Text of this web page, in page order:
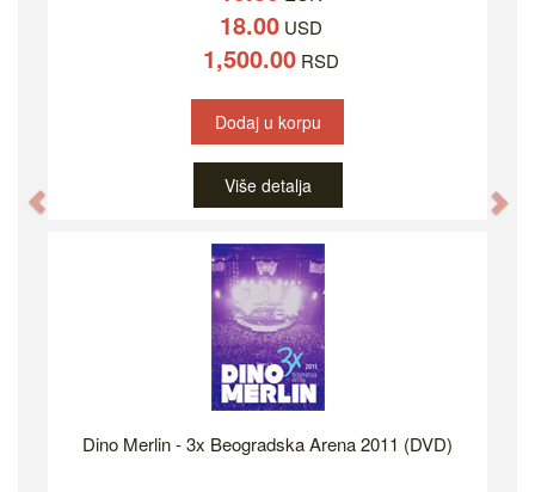
18.00USD
1,500.00RSD
Dodaj u korpu
Više detalja
Dino Merlin - 3x Beogradska Arena 2011 (DVD)